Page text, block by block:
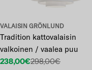
VALAISIN GRÖNLUND
Tradition kattovalaisin
valkoinen / vaalea puu
Etuhinta
238,00€
Normaalihinta
298,00€